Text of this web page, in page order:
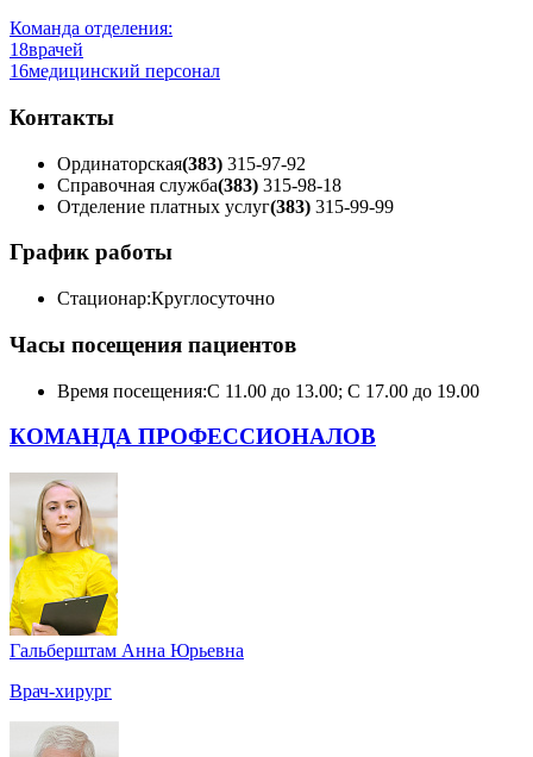
Команда отделения:
18врачей
16медицинский персонал
Контакты
Ординаторская(383) 315-97-92
Справочная служба(383) 315-98-18
Отделение платных услуг(383) 315-99-99
График работы
Стационар:Круглосуточно
Часы посещения пациентов
Время посещения:С 11.00 до 13.00; С 17.00 до 19.00
КОМАНДА ПРОФЕССИОНАЛОВ
Гальберштам Анна Юрьевна
Врач-хирург